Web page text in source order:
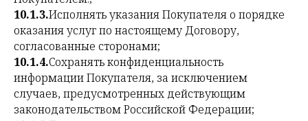
10.1.3.Исполнять указания Покупателя о порядке
оказания услуг по настоящему Договору,
согласованные сторонами;
10.1.4.Сохранять конфиденциальность
информации Покупателя, за исключением
случаев, предусмотренных действующим
законодательством Российской Федерации;